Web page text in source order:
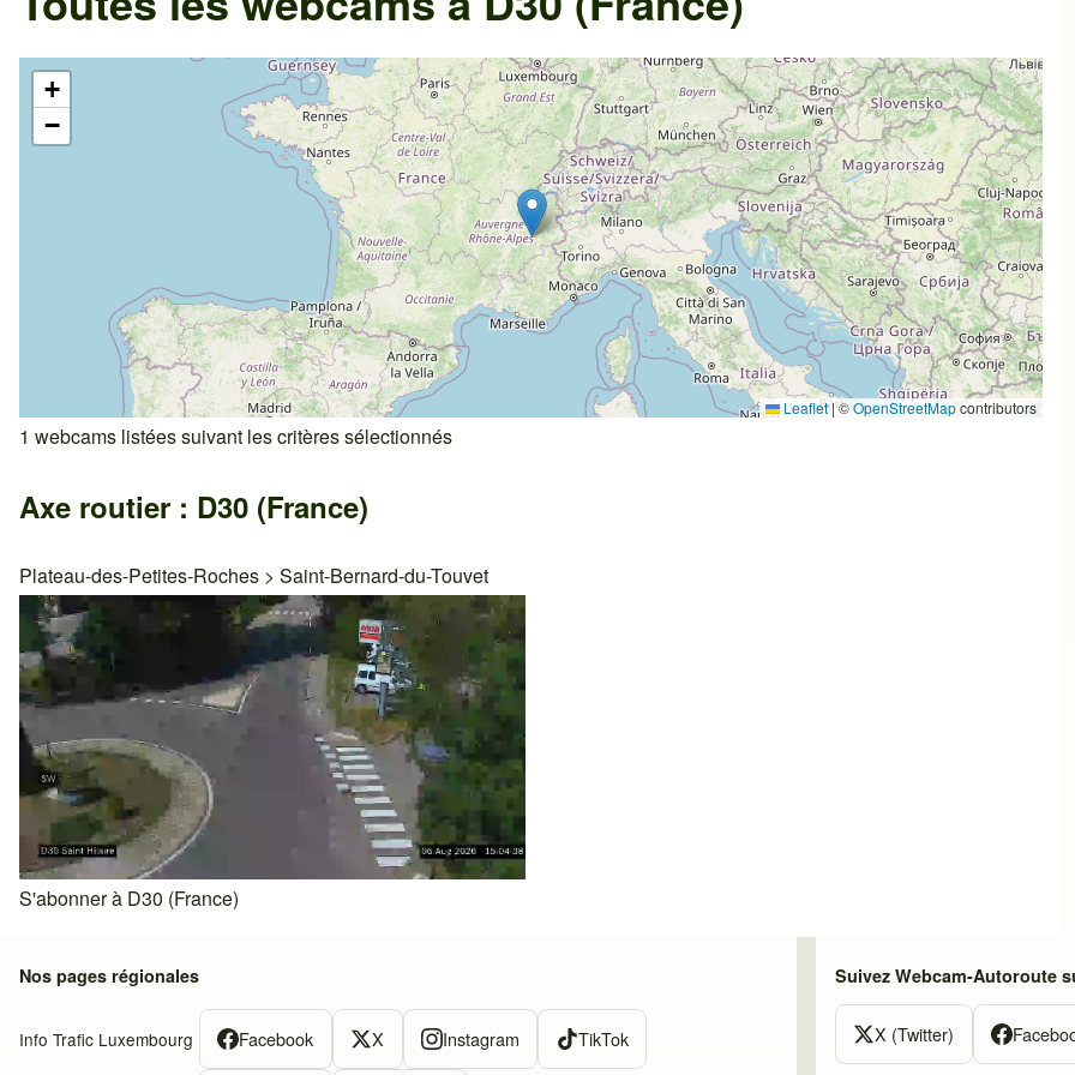
+
−
Leaflet|©OpenStreetMapcontributors
1 webcams listées suivant les critères sélectionnés
Axe routier : D30 (France)
Plateau-des-Petites-Roches > Saint-Bernard-du-Touvet
S'abonner à D30 (France)
Nos pages régionales
Info Trafic Luxembourg Facebook X Instagram TikTok
Suivez Webcam-Autoroute
X (Twitter)